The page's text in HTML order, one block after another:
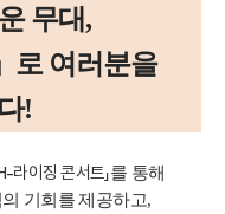
무대,
로 여러분을
!
라이징 콘서트」를 통해
기회를 제공하고,